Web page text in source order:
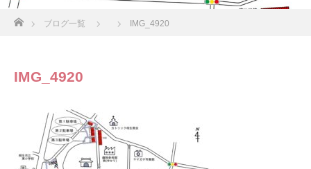
ブログ一覧 IMG_4920
IMG_4920